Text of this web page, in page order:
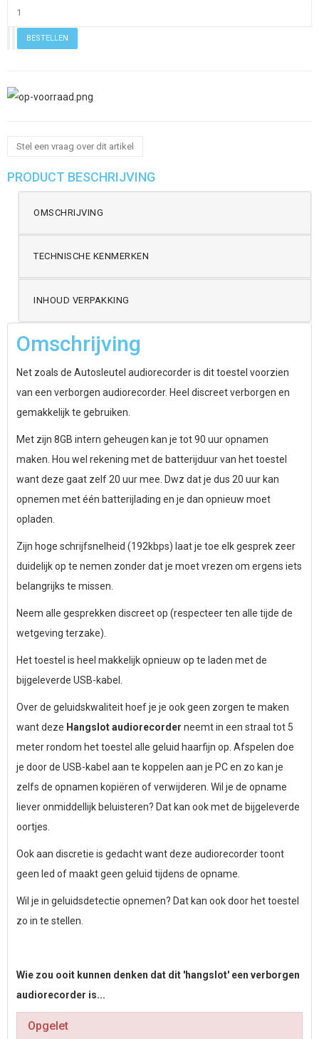
Stel een vraag over dit artikel
PRODUCT BESCHRIJVING
OMSCHRIJVING
TECHNISCHE KENMERKEN
INHOUD VERPAKKING
Omschrijving
Net zoals de Autosleutel audiorecorder is dit toestel voorzien
van een verborgen audiorecorder. Heel discreet verborgen en
gemakkelijk te gebruiken.
Met zijn 8GB intern geheugen kan je tot 90 uur opnamen
maken. Hou wel rekening met de batterijduur van het toestel
want deze gaat zelf 20 uur mee. Dwz dat je dus 20 uur kan
opnemen met één batterijlading en je dan opnieuw moet
opladen.
Zijn hoge schrijfsnelheid (192kbps) laat je toe elk gesprek zeer
duidelijk op te nemen zonder dat je moet vrezen om ergens iets
belangrijks te missen.
Neem alle gesprekken discreet op (respecteer ten alle tijde de
wetgeving terzake).
Het toestel is heel makkelijk opnieuw op te laden met de
bijgeleverde USB-kabel.
Over de geluidskwaliteit hoef je je ook geen zorgen te maken
want deze Hangslot audiorecorder neemt in een straal tot 5
meter rondom het toestel alle geluid haarfijn op. Afspelen doe
je door de USB-kabel aan te koppelen aan je PC en zo kan je
zelfs de opnamen kopiëren of verwijderen. Wil je de opname
liever onmiddellijk beluisteren? Dat kan ook met de bijgeleverde
oortjes.
Ook aan discretie is gedacht want deze audiorecorder toont
geen led of maakt geen geluid tijdens de opname.
Wil je in geluidsdetectie opnemen? Dat kan ook door het toestel
zo in te stellen.
Wie zou ooit kunnen denken dat dit 'hangslot' een verborgen
audiorecorder is...
Opgelet